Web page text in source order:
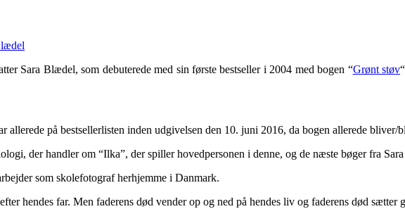
Sara Blædel, som debuterede med sin første bestseller i 2004 med bogen “Grønt støv
allerede på bestsellerlisten inden udgivelsen den 10. juni 2016, da bogen allerede
der handler om “Ilka”, der spiller hovedpersonen i denne, og de næste bøger fra
som skolefotograf herhjemme i Danmark.
hendes far. Men faderens død vender op og ned på hendes liv og faderens død